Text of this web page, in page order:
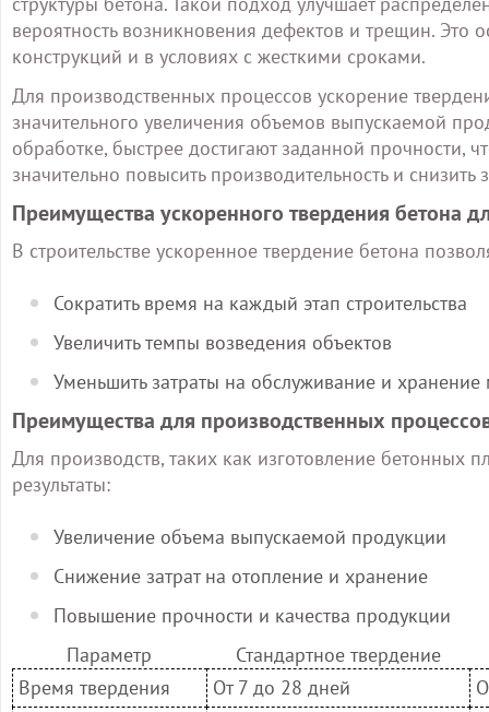
вероятность возникновения дефектов и трещин.
конструкций и в условиях с жесткими сроками.
Для производственных процессов ускорение
значительного увеличения объемов выпускаемой
обработке, быстрее достигают заданной прочности,
значительно повысить производительность и
Преимущества ускоренного твердения бетона
В строительстве ускоренное твердение бетона
Сократить время на каждый этап строительства
Увеличить темпы возведения объектов
Уменьшить затраты на обслуживание и хранение
Преимущества для производственных
Для производств, таких как изготовление бетонных
результаты:
Увеличение объема выпускаемой продукции
Снижение затрат на отопление и хранение
Повышение прочности и качества продукции
Параметр
Стандартное твердение
Время твердения
От 7 до 28 дней